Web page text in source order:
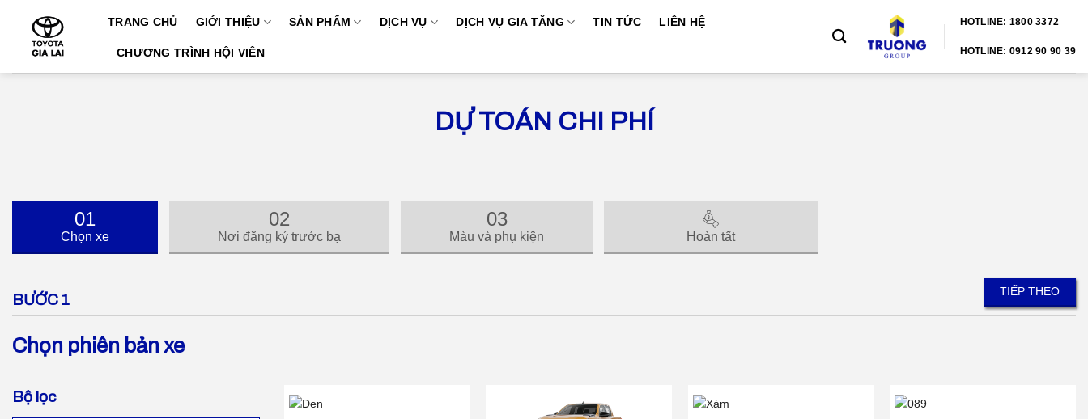
content
TRANG CHỦ GIỚI THIỆU SẢN PHẨM DỊCH VỤ DỊCH VỤ GIA TĂNG TIN TỨC LIÊN HỆ
CHƯƠNG TRÌNH HỘI VIÊN
HOTLINE: 1800 3372
HOTLINE: 0912 90 90 39
DỰ TOÁN CHI PHÍ
01
Chọn xe
02
Nơi đăng ký trước bạ
03
Màu và phụ kiện Hoàn tất
BƯỚC 1 TIẾP THEO
Chọn phiên bản xe
Bộ lọc